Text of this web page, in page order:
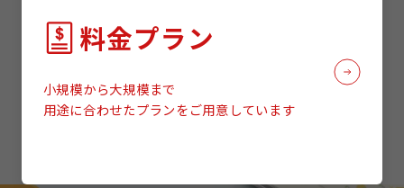
料金プラン
小規模から大規模まで
用途に合わせたプランをご用意しています